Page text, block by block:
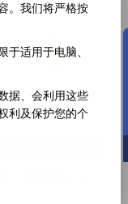
。我们将严格按
于适用于电脑、
据、会利用这些
利及保护您的个